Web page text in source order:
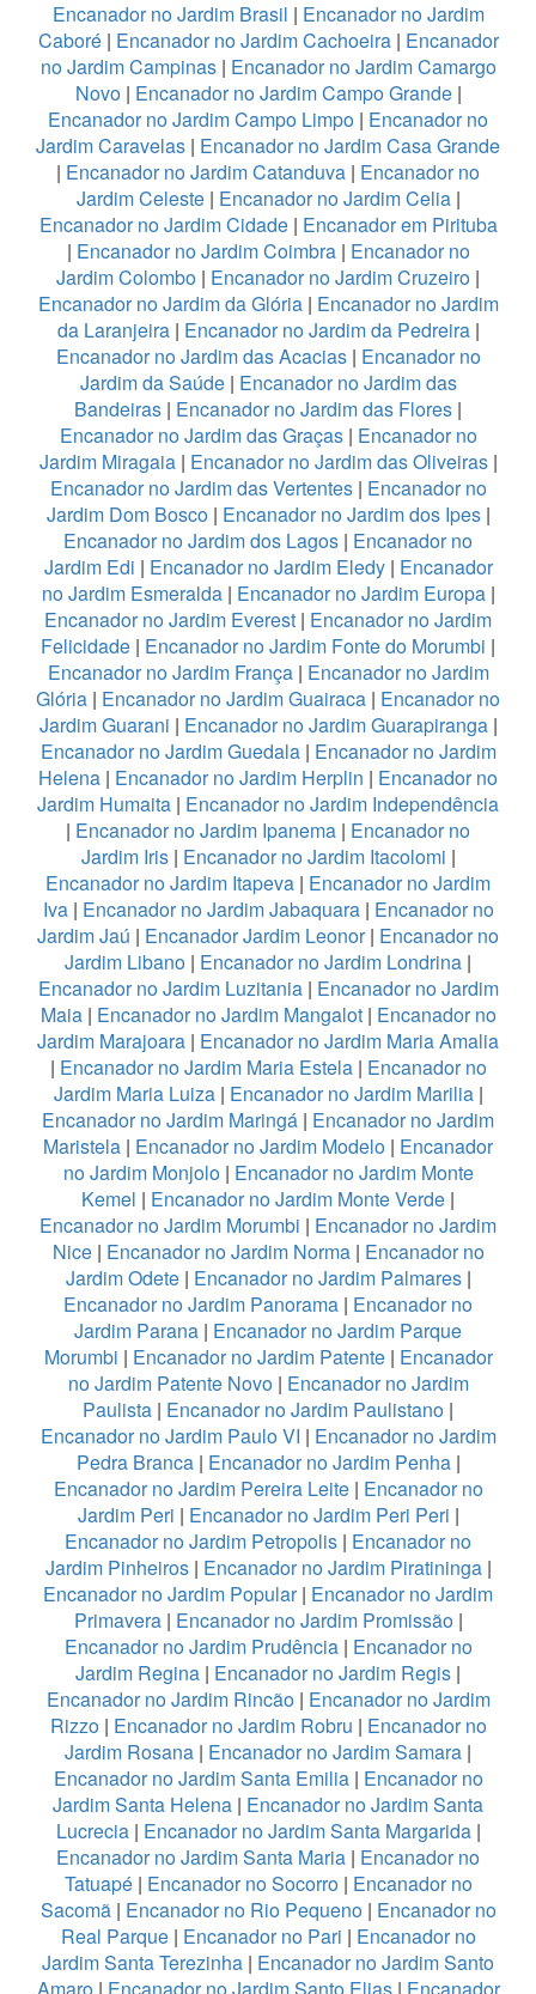
Encanador no Jardim Brasil | Encanador no Jardim
Caboré| Encanador no Jardim Cachoeira| Encanador
no Jardim Campinas| Encanador no Jardim Camargo
Novo| Encanador no Jardim Campo Grande|
Encanador no Jardim Campo Limpo | Encanador no
Jardim Caravelas | Encanador no Jardim Casa Grande
| Encanador no Jardim Catanduva | Encanador no
Jardim Celeste| Encanador no Jardim Celia|
Encanador no Jardim Cidade| Encanador em Pirituba
| Encanador no Jardim Coimbra| Encanador no
Jardim Colombo | Encanador no Jardim Cruzeiro |
Encanador no Jardim da Glória| Encanador no Jardim
da Laranjeira| Encanador no Jardim da Pedreira|
Encanador no Jardim das Acacias| Encanador no
Jardim da Saúde| Encanador no Jardim das
Bandeiras | Encanador no Jardim das Flores |
Encanador no Jardim das Graças| Encanador no
Jardim Miragaia| Encanador no Jardim das Oliveiras|
Encanador no Jardim das Vertentes| Encanador no
Jardim Dom Bosco| Encanador no Jardim dos Ipes|
Encanador no Jardim dos Lagos | Encanador no
Jardim Edi | Encanador no Jardim Eledy| Encanador
no Jardim Esmeralda| Encanador no Jardim Europa|
Encanador no Jardim Everest | Encanador no Jardim
Felicidade | Encanador no Jardim Fonte do Morumbi |
Encanador no Jardim França| Encanador no Jardim
Glória | Encanador no Jardim Guairaca | Encanador no
Jardim Guarani | Encanador no Jardim Guarapiranga|
Encanador no Jardim Guedala| Encanador no Jardim
Helena | Encanador no Jardim Herplin | Encanador no
Jardim Humaita | Encanador no Jardim Independência
| Encanador no Jardim Ipanema | Encanador no
Jardim Iris| Encanador no Jardim Itacolomi |
Encanador no Jardim Itapeva | Encanador no Jardim
Iva| Encanador no Jardim Jabaquara| Encanador no
Jardim Jaú | Encanador Jardim Leonor| Encanador no
Jardim Libano | Encanador no Jardim Londrina |
Encanador no Jardim Luzitania| Encanador no Jardim
Maia| Encanador no Jardim Mangalot| Encanador no
Jardim Marajoara | Encanador no Jardim Maria Amalia
| Encanador no Jardim Maria Estela| Encanador no
Jardim Maria Luiza| Encanador no Jardim Marilia|
Encanador no Jardim Maringá | Encanador no Jardim
Maristela | Encanador no Jardim Modelo | Encanador
no Jardim Monjolo| Encanador no Jardim Monte
Kemel | Encanador no Jardim Monte Verde |
Encanador no Jardim Morumbi | Encanador no Jardim
Nice| Encanador no Jardim Norma| Encanador no
Jardim Odete| Encanador no Jardim Palmares|
Encanador no Jardim Panorama | Encanador no
Jardim Parana | Encanador no Jardim Parque
Morumbi | Encanador no Jardim Patente| Encanador
no Jardim Patente Novo| Encanador no Jardim
Paulista | Encanador no Jardim Paulistano |
Encanador no Jardim Paulo VI | Encanador no Jardim
Pedra Branca| Encanador no Jardim Penha|
Encanador no Jardim Pereira Leite| Encanador no
Jardim Peri | Encanador no Jardim Peri Peri |
Encanador no Jardim Petropolis | Encanador no
Jardim Pinheiros| Encanador no Jardim Piratininga|
Encanador no Jardim Popular| Encanador no Jardim
Primavera| Encanador no Jardim Promissão|
Encanador no Jardim Prudência| Encanador no
Jardim Regina | Encanador no Jardim Regis |
Encanador no Jardim Rincão| Encanador no Jardim
Rizzo| Encanador no Jardim Robru | Encanador no
Jardim Rosana | Encanador no Jardim Samara |
Encanador no Jardim Santa Emilia| Encanador no
Jardim Santa Helena | Encanador no Jardim Santa
Lucrecia| Encanador no Jardim Santa Margarida|
Encanador no Jardim Santa Maria | Encanador no
Tatuapé| Encanador no Socorro| Encanador no
Sacomã| Encanador no Rio Pequeno| Encanador no
Real Parque| Encanador no Pari | Encanador no
Jardim Santa Terezinha | Encanador no Jardim Santo
Amaro| Encanador no Jardim Santo Elias| Encanador